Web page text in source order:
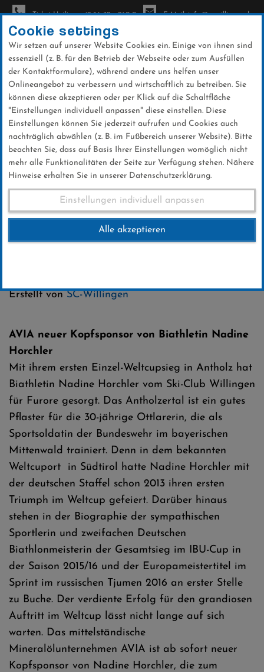
Direkt
zum
Inhalt
Ticket-Hotline: +49 56 32 - 960-0 E-Mail: info@sc-willingen.de
News
AVIA neuer Sponsor von
Nadine Horchler
Erstellt vonSC-Willingen
AVIA neuer Kopfsponsor von Biathletin Nadine
Horchler
Mit ihrem ersten Einzel-Weltcupsieg in Antholz hat
Biathletin Nadine Horchler vom Ski-Club Willingen
für Furore gesorgt. Das Antholzertal ist ein gutes
Pflaster für die 30-jährige Ottlarerin, die als
Sportsoldatin der Bundeswehr im bayerischen
Mittenwald trainiert. Denn in dem bekannten
Weltcuport in Südtirol hatte Nadine Horchler mit
der deutschen Staffel schon 2013 ihren ersten
Triumph im Weltcup gefeiert. Darüber hinaus
stehen in der Biographie der sympathischen
Sportlerin und zweifachen Deutschen
Biathlonmeisterin der Gesamtsieg im IBU-Cup in
der Saison 2015/16 und der Europameistertitel im
Sprint im russischen Tjumen 2016 an erster Stelle
zu Buche. Der verdiente Erfolg für den grandiosen
Auftritt im Weltcup lässt nicht lange auf sich
warten. Das mittelständische
Mineralölunternehmen AVIA ist ab sofort neuer
Kopfsponsor von Nadine Horchler, die zum
Cookie settings
Wir setzen auf unserer Website Cookies ein. Einige von ihnen sind
essenziell (z. B. für den Betrieb der Webseite oder zum Ausfüllen
der Kontaktformulare), während andere uns helfen unser
Onlineangebot zu verbessern und wirtschaftlich zu betreiben. Sie
können diese akzeptieren oder per Klick auf die Schaltfläche
"Einstellungen individuell anpassen" diese einstellen. Diese
Einstellungen können Sie jederzeit aufrufen und Cookies auch
nachträglich abwählen (z. B. im Fußbereich unserer Website). Bitte
beachten Sie, dass auf Basis Ihrer Einstellungen womöglich nicht
mehr alle Funktionalitäten der Seite zur Verfügung stehen. Nähere
Hinweise erhalten Sie in unserer Datenschutzerklärung.
Einstellungen individuell anpassen
Alle akzeptieren